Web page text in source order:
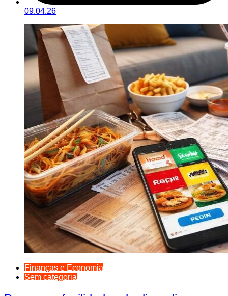
09.04.26
Finanças e Economia
Sem categoria